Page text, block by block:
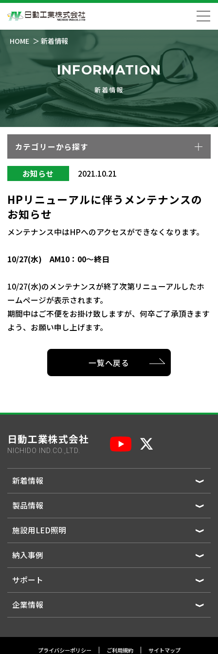
HOME 新着情報
INFORMATION
新着情報
カテゴリーから探す
お知らせ 2021.10.21
HPリニューアルに伴うメンテナンスの
お知らせ
メンテナンス中はHPへのアクセスができなくなります。
10/27(水) AM10：00～終日
10/27(水)のメンテナンスが終了次第リニューアルしたホ
ームページが表示されます。
期間中はご不便をお掛け致しますが、何卒ご了承頂きます
よう、お願い申し上げます。
一覧へ戻る
日動工業株式会社
NICHIDO IND.CO.,LTD.
新着情報
製品情報
施設用LED照明
納入事例
サポート
企業情報
プライバシーポリシー ご利用規約 サイトマップ